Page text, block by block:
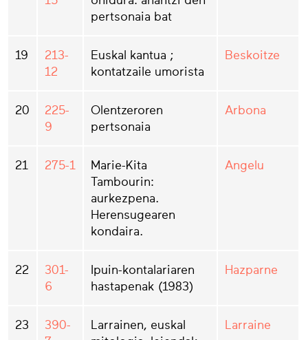
pertsonaia bat
19
213-
12
Euskal kantua ;
kontatzaile umorista
Beskoitze
20
225-
9
Olentzeroren
pertsonaia
Arbona
21 275-1
Marie-Kita
Tambourin:
aurkezpena.
Herensugearen
kondaira.
Angelu
22
301-
6
Ipuin-kontalariaren
hastapenak (1983)
Hazparne
23
390-
Larrainen, euskal
Larraine